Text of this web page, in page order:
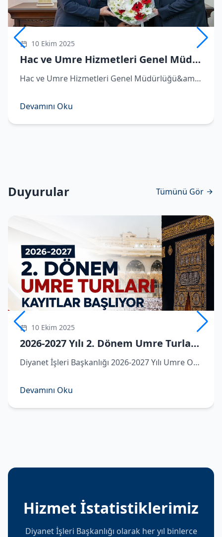
10 Ekim 2025
Hac ve Umre Hizmetleri Genel Müdürü Demirhan göreve başladı
Hac ve Umre Hizmetleri Genel Müdürlüğü&amp;#039;ne atanan Hüseyin Demirhan görevi Remzi Bircan&amp;#039;dan devraldı. ​Hac ve Umre Hizmetleri Genel Müdürlüğü&amp;#039;ne atanan Hüseyin Demirhan, Diyanet İşleri Başkanlığı&amp;#039;nda d
Devamını Oku
Duyurular Tümünü Gör
10 Ekim 2025
2026-2027 Yılı 2. Dönem Umre Turlarına Kayıtlar Başlıyor
Diyanet İşleri Başkanlığı 2026-2027 Yılı Umre Organizasyonu kapsamında ikinci dönem umre turlarına dair detaylar belli oldu.
Devamını Oku
Hizmet İstatistiklerimiz
Diyanet İşleri Başkanlığı olarak her yıl binlerce